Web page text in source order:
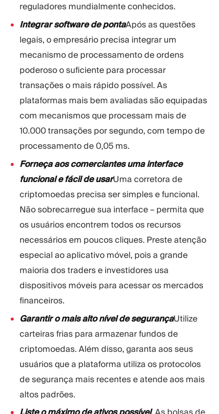
reguladores mundialmente conhecidos.
Integrar software de pontaApós as questões
legais, o empresário precisa integrar um
mecanismo de processamento de ordens
poderoso o suficiente para processar
transações o mais rápido possível. As
plataformas mais bem avaliadas são equipadas
com mecanismos que processam mais de
10.000 transações por segundo, com tempo de
processamento de 0,05 ms.
Forneça aos comerciantes uma interface
funcional e fácil de usarUma corretora de
criptomoedas precisa ser simples e funcional.
Não sobrecarregue sua interface – permita que
os usuários encontrem todos os recursos
necessários em poucos cliques. Preste atenção
especial ao aplicativo móvel, pois a grande
maioria dos traders e investidores usa
dispositivos móveis para acessar os mercados
financeiros.
Garantir o mais alto nível de segurançaUtilize
carteiras frias para armazenar fundos de
criptomoedas. Além disso, garanta aos seus
usuários que a plataforma utiliza os protocolos
de segurança mais recentes e atende aos mais
altos padrões.